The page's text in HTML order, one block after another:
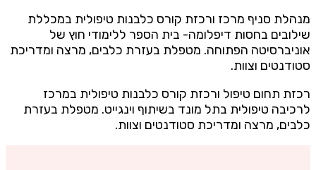
מנהלת סניף מרכז ורכזת קורס כלבנות טיפולית במכללת
שילובים בחסות דיפלומה- בית הספר ללימודי חוץ של
אוניברסיטה הפתוחה. מטפלת בעזרת כלבים, מרצה ומדריכת
סטודנטים וצוות.
רכזת תחום טיפול ורכזת קורס כלבנות טיפולית במרכז
לרכיבה טיפולית בתל מונד בשיתוף וינגייט. מטפלת בעזרת
כלבים, מרצה ומדריכת סטודנטים וצוות.